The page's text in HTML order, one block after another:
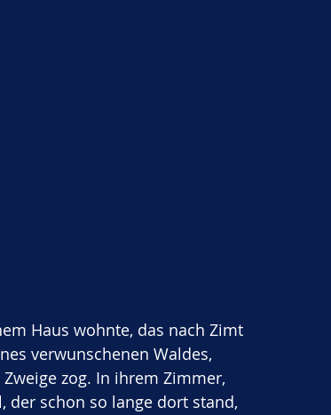
Haus wohnte, das nach Zimt
verwunschenen Waldes,
zog. In ihrem Zimmer,
der schon so lange dort stand,